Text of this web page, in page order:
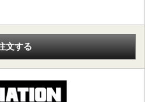
文する